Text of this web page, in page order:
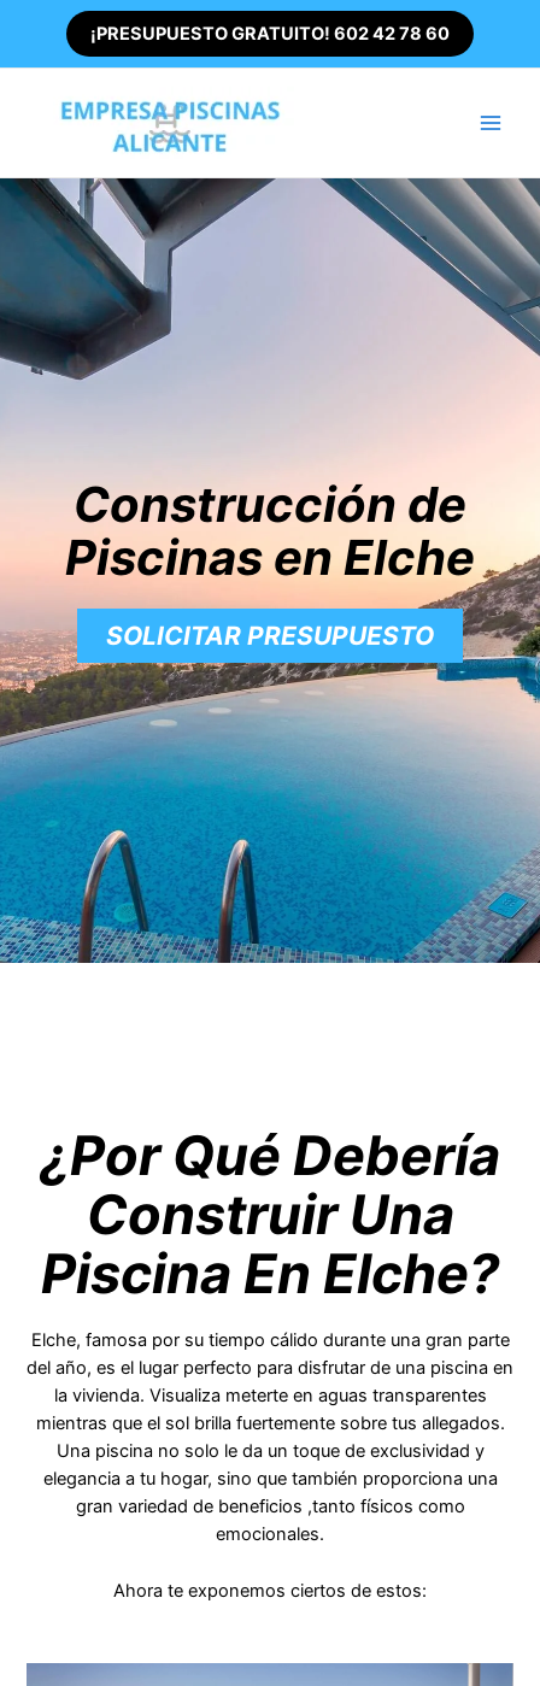
contenido
¡PRESUPUESTO GRATUITO! 602 42 78 60
Construcción de
Piscinas en Elche
SOLICITAR PRESUPUESTO
¿Por Qué Debería
Construir Una
Piscina En Elche?
Elche, famosa por su tiempo cálido durante una gran parte
del año, es el lugar perfecto para disfrutar de una piscina en
la vivienda. Visualiza meterte en aguas transparentes
mientras que el sol brilla fuertemente sobre tus allegados.
Una piscina no solo le da un toque de exclusividad y
elegancia a tu hogar, sino que también proporciona una
gran variedad de beneficios ,tanto físicos como
emocionales.
Ahora te exponemos ciertos de estos: